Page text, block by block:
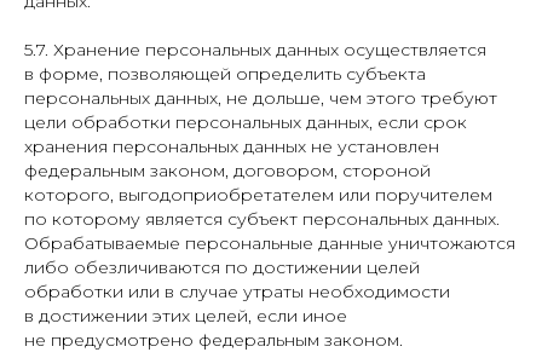
5.7. Хранение персональных данных осуществляется
в форме, позволяющей определить субъекта
персональных данных, не дольше, чем этого требуют
цели обработки персональных данных, если срок
хранения персональных данных не установлен
федеральным законом, договором, стороной
которого, выгодоприобретателем или поручителем
по которому является субъект персональных данных.
Обрабатываемые персональные данные уничтожаются
либо обезличиваются по достижении целей
обработки или в случае утраты необходимости
в достижении этих целей, если иное
не предусмотрено федеральным законом.